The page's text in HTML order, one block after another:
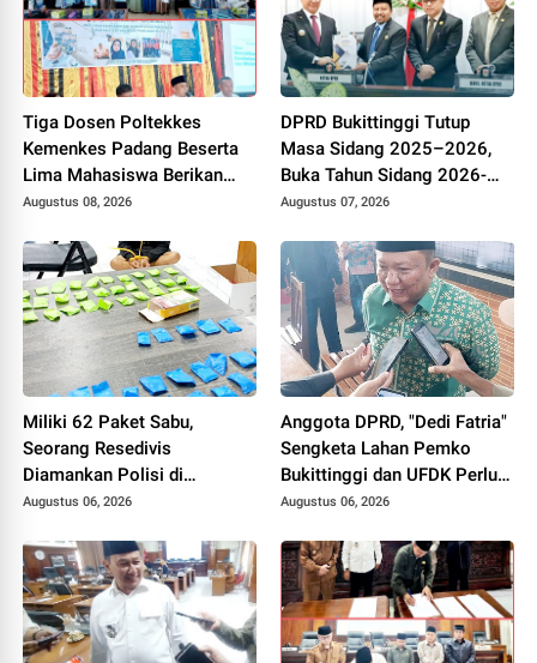
Tiga Dosen Poltekkes
Kemenkes Padang Beserta
Lima Mahasiswa Berikan
Pelatihan Kesehatan Gigi
Posyandu di Kubang Putiah
Augustus 08, 2026
DPRD Bukittinggi Tutup
Masa Sidang 2025–2026,
Buka Tahun Sidang 2026-
2027, Wako Ramlan Beri
Augustus 07, 2026
Miliki 62 Paket Sabu,
Seorang Resedivis
Diamankan Polisi di
Bukittinggi
Augustus 06, 2026
Anggota DPRD, "Dedi Fatria"
Sengketa Lahan Pemko
Bukittinggi dan UFDK Perlu
Diselesaikan Lewat Dialog,
Sosial
Augustus 06, 2026